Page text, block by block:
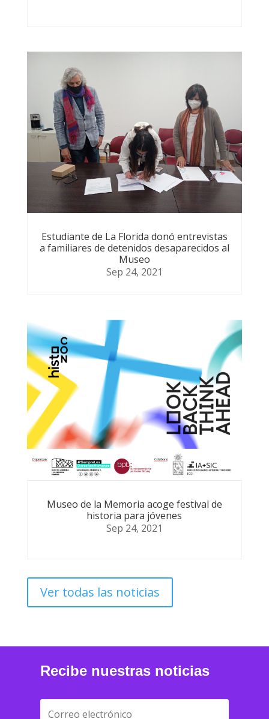
Estudiante de La Florida donó entrevistas
a familiares de detenidos desaparecidos al
Museo
Sep 24, 2021
Museo de la Memoria acoge festival de
historia para jóvenes
Sep 24, 2021
Ver todas las noticias
Recibe nuestras noticias